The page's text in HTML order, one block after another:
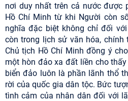
nơi duy nhất trên cả nước được
Hồ Chí Minh từ khi Người còn
nghĩa đặc biệt không chỉ đối
còn trong lịch sử văn hóa, chính
Chủ tịch Hồ Chí Minh đồng ý
một hòn đảo xa đất liền cho
biển đảo luôn là phần lãnh thổ
rời của quốc gia dân tộc. Bức
tình cảm của nhân dân đối với